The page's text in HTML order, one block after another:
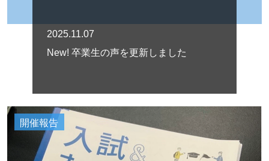
2025.11.07
New! 卒業生の声を更新しました
開催報告